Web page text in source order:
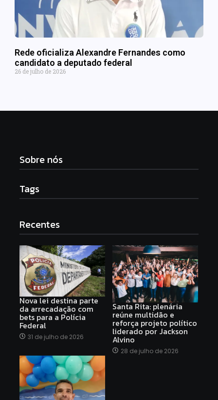
Rede oficializa Alexandre Fernandes como
candidato a deputado federal
26 de julho de 2026
Sobre nós
Tags
Recentes
Nova lei destina parte
da arrecadação com
bets para a Polícia
Federal
31 de julho de 2026
Santa Rita: plenária
reúne multidão e
reforça projeto político
liderado por Jackson
Alvino
28 de julho de 2026